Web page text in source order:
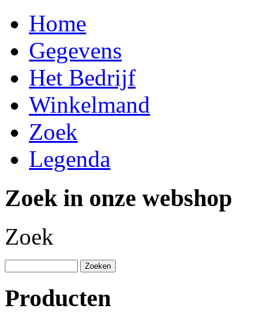
Home
Gegevens
Het Bedrijf
Winkelmand
Zoek
Legenda
Zoek in onze webshop
Zoek
Producten